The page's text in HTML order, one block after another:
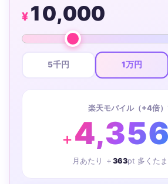
¥10,000
5千円 1万円
楽天モバイル（+4倍
＋ 4,356
月あたり ＋ 363pt 多くた